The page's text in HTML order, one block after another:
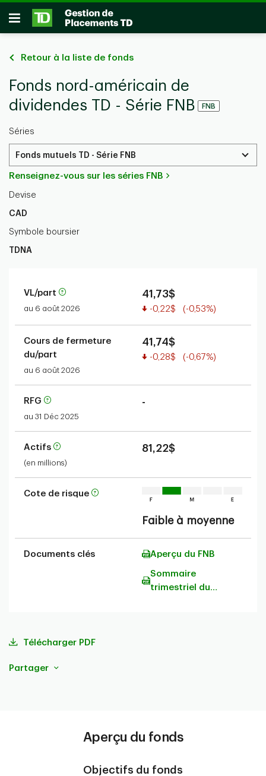
Passer au contenu principal
Ouvrir
Retour à la liste de fonds
Fonds nord-américain de
dividendes TD - Série FNB
FNB
Séries
Fonds mutuels TD - Série FNB
Renseignez-vous sur les séries FNB
Devise
CAD
Symbole boursier
TDNA
VL/part
au 6 août 2026
41,73$
Valeur réduite
-0,22$ (-0,53%)
Cours de fermeture
du/part
au 6 août 2026
41,74$
Valeur réduite
-0,28$ (-0,67%)
RFG
au 31 Déc 2025
-
Actifs
(en millions)
81,22$
Cote de risque
Faible à moyenne
Documents clés Aperçu du FNB
Sommaire
trimestriel du
Télécharger PDF
Partager
Aperçu du fonds
Objectifs du fonds